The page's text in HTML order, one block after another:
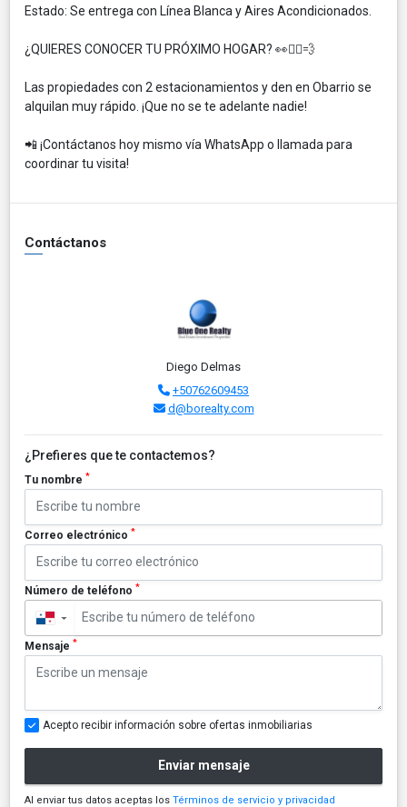
​Estado: Se entrega con Línea Blanca y Aires Acondicionados.
¿QUIERES CONOCER TU PRÓXIMO HOGAR? 👀🏃‍♂️💨
​Las propiedades con 2 estacionamientos y den en Obarrio se
alquilan muy rápido. ¡Que no se te adelante nadie!
​📲 ¡Contáctanos hoy mismo vía WhatsApp o llamada para
coordinar tu visita!
Contáctanos
Diego Delmas
+50762609453
d@borealty.com
¿Prefieres que te contactemos?
Tu nombre *
Correo electrónico *
Número de teléfono *
▼
Mensaje *
Acepto recibir información sobre ofertas inmobiliarias
Enviar mensaje
Al enviar tus datos aceptas los Términos de servicio y privacidad